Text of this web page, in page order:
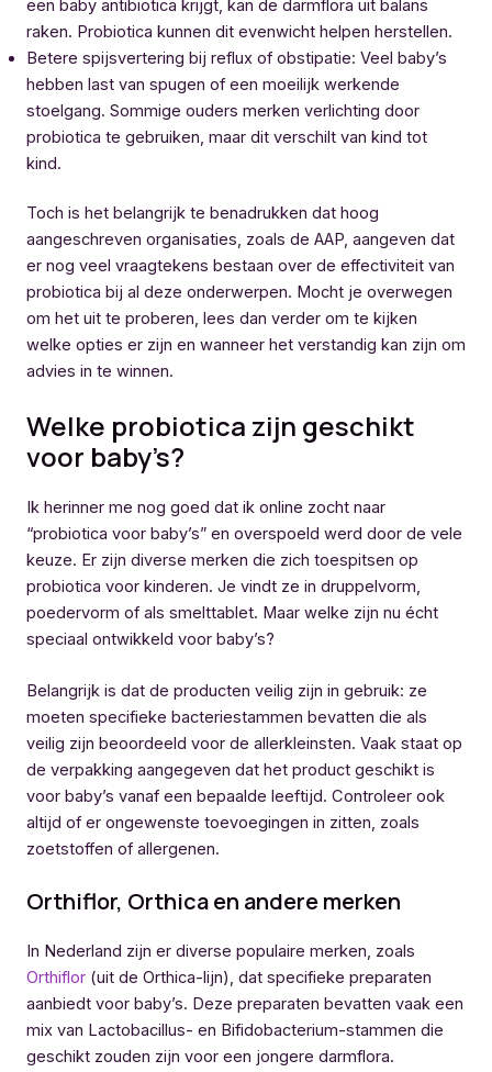
een baby antibiotica krijgt, kan de darmflora uit balans
raken. Probiotica kunnen dit evenwicht helpen herstellen.
Betere spijsvertering bij reflux of obstipatie: Veel baby’s
hebben last van spugen of een moeilijk werkende
stoelgang. Sommige ouders merken verlichting door
probiotica te gebruiken, maar dit verschilt van kind tot
kind.
Toch is het belangrijk te benadrukken dat hoog
aangeschreven organisaties, zoals de AAP, aangeven dat
er nog veel vraagtekens bestaan over de effectiviteit van
probiotica bij al deze onderwerpen. Mocht je overwegen
om het uit te proberen, lees dan verder om te kijken
welke opties er zijn en wanneer het verstandig kan zijn om
advies in te winnen.
Welke probiotica zijn geschikt
voor baby’s?
Ik herinner me nog goed dat ik online zocht naar
“probiotica voor baby’s” en overspoeld werd door de vele
keuze. Er zijn diverse merken die zich toespitsen op
probiotica voor kinderen. Je vindt ze in druppelvorm,
poedervorm of als smelttablet. Maar welke zijn nu écht
speciaal ontwikkeld voor baby’s?
Belangrijk is dat de producten veilig zijn in gebruik: ze
moeten specifieke bacteriestammen bevatten die als
veilig zijn beoordeeld voor de allerkleinsten. Vaak staat op
de verpakking aangegeven dat het product geschikt is
voor baby’s vanaf een bepaalde leeftijd. Controleer ook
altijd of er ongewenste toevoegingen in zitten, zoals
zoetstoffen of allergenen.
Orthiflor, Orthica en andere merken
In Nederland zijn er diverse populaire merken, zoals
Orthiflor (uit de Orthica-lijn), dat specifieke preparaten
aanbiedt voor baby’s. Deze preparaten bevatten vaak een
mix van Lactobacillus- en Bifidobacterium-stammen die
geschikt zouden zijn voor een jongere darmflora.